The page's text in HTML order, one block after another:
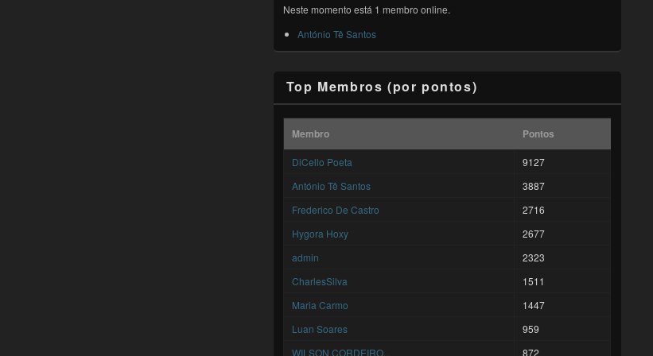
Neste momento está 1 membro online.
António Tê Santos
Top Membros (por pontos)
Membro Pontos
DiCello Poeta
9127
António Tê Santos
3887
Frederico De Castro
2716
Hygora Hoxy
2677
admin
2323
CharlesSilva
1511
Maria Carmo
1447
Luan Soares
959
WILSON CORDEIRO...
872